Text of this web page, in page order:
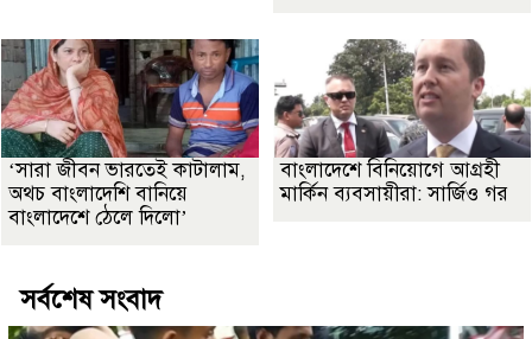
‘সারা জীবন ভারতেই কাটালাম,
অথচ বাংলাদেশি বানিয়ে
বাংলাদেশে ঠেলে দিলো’
বাংলাদেশে বিনিয়োগে আগ্রহী
মার্কিন ব্যবসায়ীরা: সার্জিও গর
সর্বশেষ সংবাদ